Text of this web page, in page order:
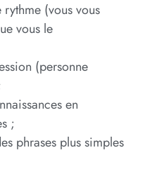
(vous vous
vous le
(personne
en
;
phrases plus simples